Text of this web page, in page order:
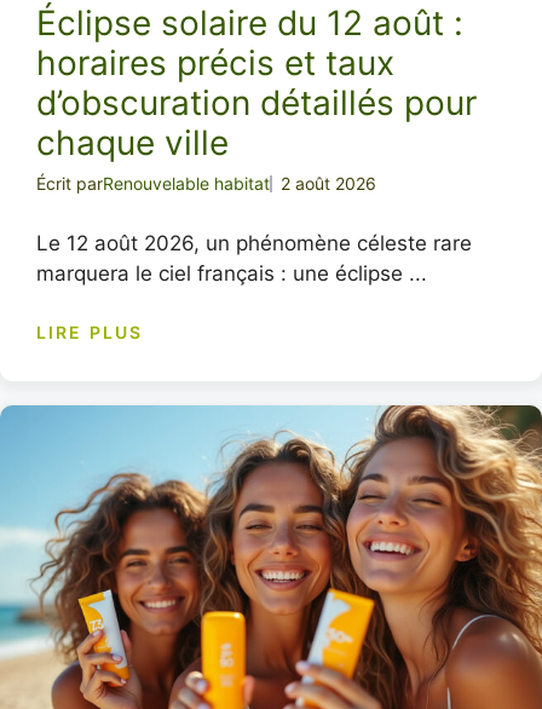
Éclipse solaire du 12 août :
horaires précis et taux
d’obscuration détaillés pour
chaque ville
Écrit parRenouvelable habitat 2 août 2026
Le 12 août 2026, un phénomène céleste rare
marquera le ciel français : une éclipse ...
LIRE PLUS